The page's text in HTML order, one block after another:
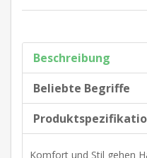
Beschreibung
Beliebte Begriffe
Komfort und Stil gehen